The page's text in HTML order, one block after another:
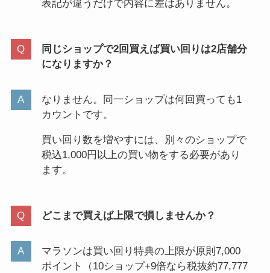
表記が違うだけで内容に差はありません。
同じショップで2回買えば買い回りは2店舗分
になりますか？
なりません。同一ショップは何回買っても1
カウントです。
買い回り数を増やすには、別々のショップで
税込1,000円以上の買い物をする必要があり
ます。
どこまで買えば上限で損しませんか？
マラソンは買い回り特典の上限が原則7,000
ポイント（10ショップ+9倍なら税抜約77,777